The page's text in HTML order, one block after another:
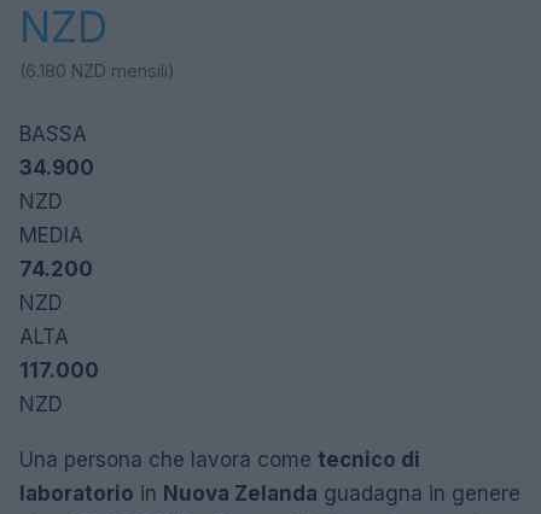
NZD
(6.180 NZD mensili)
BASSA
34.900
NZD
MEDIA
74.200
NZD
ALTA
117.000
NZD
Una persona che lavora come tecnico di
laboratorio in Nuova Zelanda guadagna in genere